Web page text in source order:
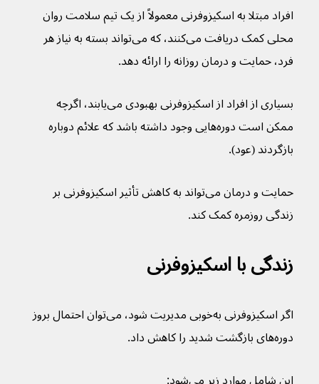
افراد مبتلا به اسکیزوفرنی معمولاً از یک تیم سلامت روان
محلی کمک دریافت می‌کنند، که می‌تواند بسته به نیاز هر
فرد، حمایت و درمان روزانه را ارائه دهد.
بسیاری از افراد از اسکیزوفرنی بهبودی می‌یابند، اگرچه
ممکن است دوره‌هایی وجود داشته باشد که علائم دوباره
بازگردند (عود).
حمایت و درمان می‌تواند به کاهش تأثیر اسکیزوفرنی بر
زندگی روزمره کمک کند.
زندگی با اسکیزوفرنی
اگر اسکیزوفرنی به‌خوبی مدیریت شود، می‌توان احتمال بروز
دوره‌های بازگشت شدید را کاهش داد.